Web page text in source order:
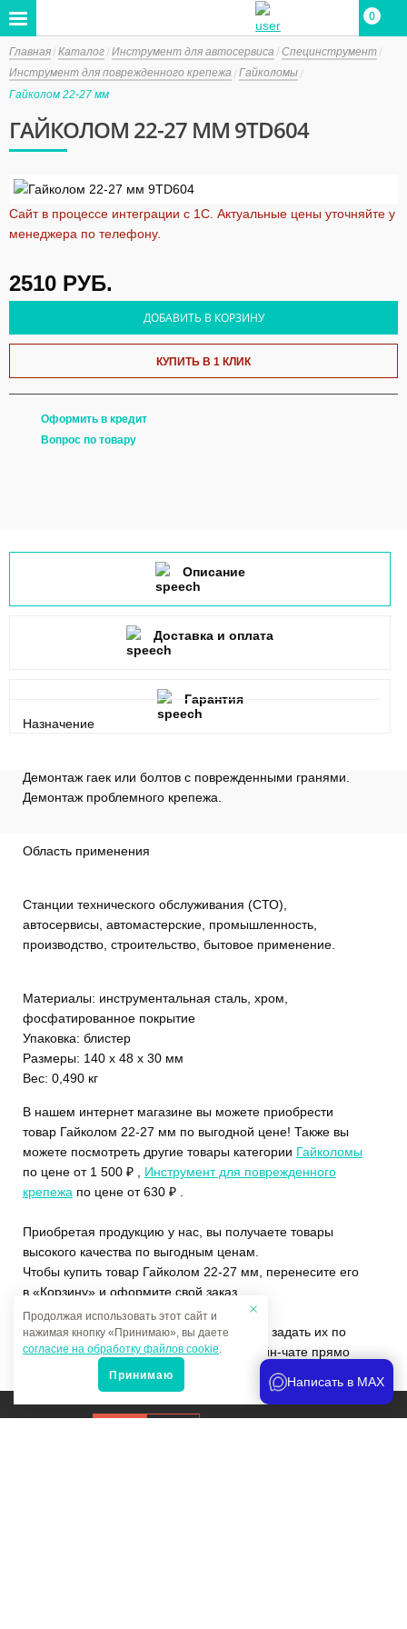
0
Главная Каталог Инструмент для автосервиса
Специнструмент
Инструмент для поврежденного крепежа
Гайколомы
Гайколом 22-27 мм
ГАЙКОЛОМ 22-27 ММ 9TD604
Сайт в процессе интеграции с 1С. Актуальные цены уточняйте у
менеджера по телефону.
2510 РУБ.
ДОБАВИТЬ В КОРЗИНУ
КУПИТЬ В 1 КЛИК
Оформить в кредит
Вопрос по товару
Описание
Назначение
Демонтаж гаек или болтов с поврежденными гранями.
Демонтаж проблемного крепежа.
Область применения
Станции технического обслуживания (СТО),
автосервисы, автомастерские, промышленность,
производство, строительство, бытовое применение.
Материалы: инструментальная сталь, хром,
фосфатированное покрытие
Упаковка: блистер
Размеры: 140 х 48 х 30 мм
Вес: 0,490 кг
В нашем интернет магазине вы можете приобрести
товар Гайколом 22-27 мм по выгодной цене! Также вы
можете посмотреть другие товары категории Гайколомы
по цене от 1 500 ₽ , Инструмент для поврежденного
крепежа по цене от 630 ₽ .
Приобретая продукцию у нас, вы получаете товары
высокого качества по выгодным ценам.
Чтобы купить товар Гайколом 22-27 мм, перенесите его
в «Корзину» и оформите свой заказ.
Если у вас остались вопросы, вы можете задать их по
телефону+7 (4822)65-69-46или в онлайн-чате прямо
Доставка и оплата
Гарантия
Продвижение сайта
Продолжая использовать этот сайт и
нажимая кнопку «Принимаю», вы даете
согласие на обработку файлов cookie.
Принимаю Написать в MAX